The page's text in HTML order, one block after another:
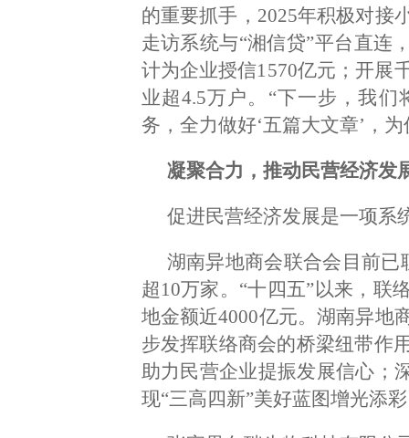
的重要抓手，2025年积极对接
走访系统与“湘信贷”平台直连
计为企业授信1570亿元；开展
业超4.5万户。“下一步，我
务，全力做好‘五篇大文章’，
凝聚合力，推动民营经济发
促进民营经济发展是一项系
湖南异地商会联合会目前
超10万家。“十四五”以来，联
地金额近4000亿元。湖南异地
步发挥联络商会的桥梁纽带作
助力民营企业提振发展信心；
现“三高四新”美好蓝图增光添